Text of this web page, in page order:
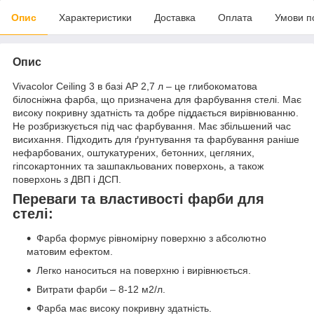
Опис Характеристики Доставка Оплата Умови
Опис
Vivacolor Ceiling 3 в базі AP 2,7 л – це глибокоматова
білосніжна фарба, що призначена для фарбування стелі. Має
високу покривну здатність та добре піддається вирівнюванню.
Не розбризкується під час фарбування. Має збільшений час
висихання. Підходить для ґрунтування та фарбування раніше
нефарбованих, оштукатурених, бетонних, цегляних,
гіпсокартонних та зашпакльованих поверхонь, а також
поверхонь з ДВП і ДСП.
Переваги та властивості фарби для
стелі:
Фарба формує рівномірну поверхню з абсолютно
матовим ефектом.
Легко наноситься на поверхню і вирівнюється.
Витрати фарби – 8-12 м2/л.
Фарба має високу покривну здатність.